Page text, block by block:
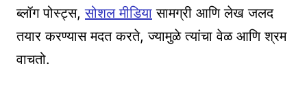
ब्लॉग पोस्ट्स,सोशल मीडिया सामग्री आणि लेख जलद
तयार करण्यास मदत करते, ज्यामुळे त्यांचा वेळ आणि श्रम
वाचतो.